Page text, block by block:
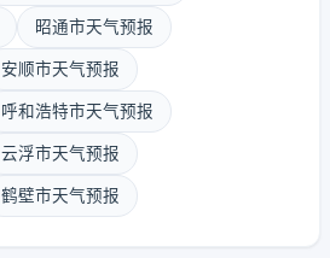
昭通市天气预报
安顺市天气预报
呼和浩特市天气预报
云浮市天气预报
鹤壁市天气预报